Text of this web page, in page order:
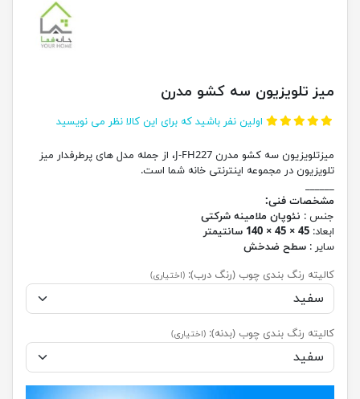
میز تلویزیون سه کشو مدرن
اولین نفر باشید که برای این کالا نظر می نویسید
میزتلویزیون سه کشو مدرن J-FH227، از جمله مدل های پرطرفدار میز
تلویزیون در مجموعه اینترنتی خانه شما است.
______
مشخصات فنی:
جنس : نئوپان ملامینه شرکتی
ابعاد: 45 × 45 × 140 سانتیمتر
سایر : سطح ضدخش
کالیته رنگ بندی چوب (رنگ درب): (اختیاری)
کالیته رنگ بندی چوب (بدنه): (اختیاری)